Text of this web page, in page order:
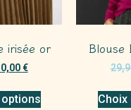
irisée or
€
Blouse
Choix